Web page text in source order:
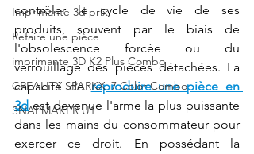
Imprimante 3d prix
Refaire une pièce
imprimante 3D K2 Plus Combo
CREALITY SPARKX i7 Color Combo
SNAPMAKER U1
contrôler le cycle de vie de ses
produits, souvent par le biais de
l'obsolescence forcée ou du
verrouillage des pièces détachées. La
capacité de reproduire une pièce en
3d est devenue l'arme la plus puissante
dans les mains du consommateur pour
exercer ce droit. En possédant la